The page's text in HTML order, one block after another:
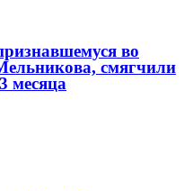
во
смягчили
месяца